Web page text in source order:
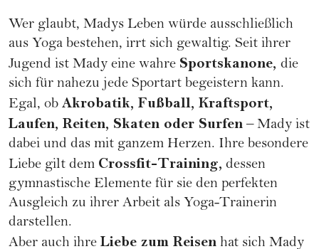
Wer glaubt, Madys Leben würde ausschließlich
aus Yoga bestehen, irrt sich gewaltig. Seit ihrer
Jugend ist Mady eine wahre Sportskanone, die
sich für nahezu jede Sportart begeistern kann.
Egal, ob Akrobatik, Fußball, Kraftsport,
Laufen, Reiten, Skaten oder Surfen– Mady ist
dabei und das mit ganzem Herzen. Ihre besondere
Liebe gilt dem Crossfit-Training, dessen
gymnastische Elemente für sie den perfekten
Ausgleich zu ihrer Arbeit als Yoga-Trainerin
darstellen.
Aber auch ihre Liebe zum Reisen hat sich Mady